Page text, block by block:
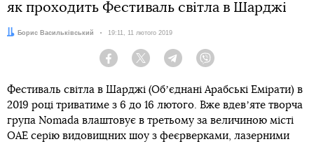
як проходить Фестиваль світла в Шарджі
Автор:Борис Васильківський Дата:
19:11, 11 лютого 2019
Facebook Twitter Telegram
Фестиваль світла в Шарджі (Обʼєднані Арабські Емірати) в
2019 році триватиме з 6 до 16 лютого. Вже вдевʼяте творча
група Nomada влаштовує в третьому за величиною місті
ОАЕ серію видовищних шоу з феєрверками, лазерними